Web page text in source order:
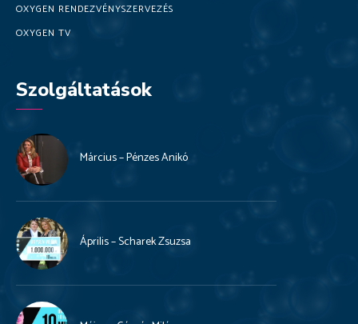
OXYGEN RENDEZVÉNYSZERVEZÉS
OXYGEN TV
Szolgáltatások
Március – Pénzes Anikó
Április – Scharek Zsuzsa